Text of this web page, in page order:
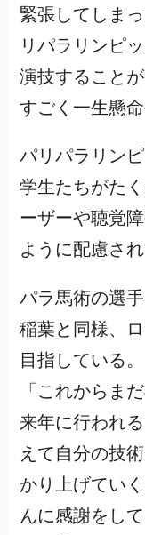
緊張してしま
リパラリンピ
演技すること
すごく一生懸
パリパラリン
学生たちがた
ーザーや聴覚
ように配慮さ
パラ馬術の選
稲葉と同様、
目指している。
「これからま
来年に行われ
えて自分の技
かり上げてい
んに感謝をし